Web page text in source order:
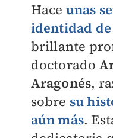
Hace unas
identidad
brillante
doctorado
Aragonés,
sobre su
aún más.